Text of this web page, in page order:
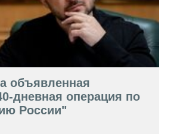
объявленная
дневная операция по
России"